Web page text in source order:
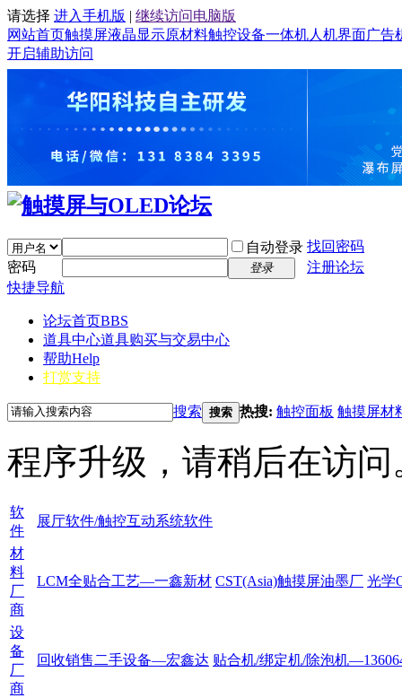
请选择 进入手机版 | 继续访问电脑版
网站首页触摸屏液晶显示原材料触控设备一体机人机界面广告
开启辅助访问
自动登录 找回密码
密码
登录
注册论坛
快捷导航
论坛首页BBS
道具中心道具购买与交易中心
帮助Help
打赏支持
搜索 搜索 热搜: 触控面板 触摸屏材
程序升级，请稍后在访问
软
件
展厅软件/触控互动系统软件
材
料
厂
商
LCM全贴合工艺—一鑫新材 CST(Asia)触摸屏油墨厂 光学
设
备
厂
商
回收销售二手设备—宏鑫达 贴合机/绑定机/除泡机